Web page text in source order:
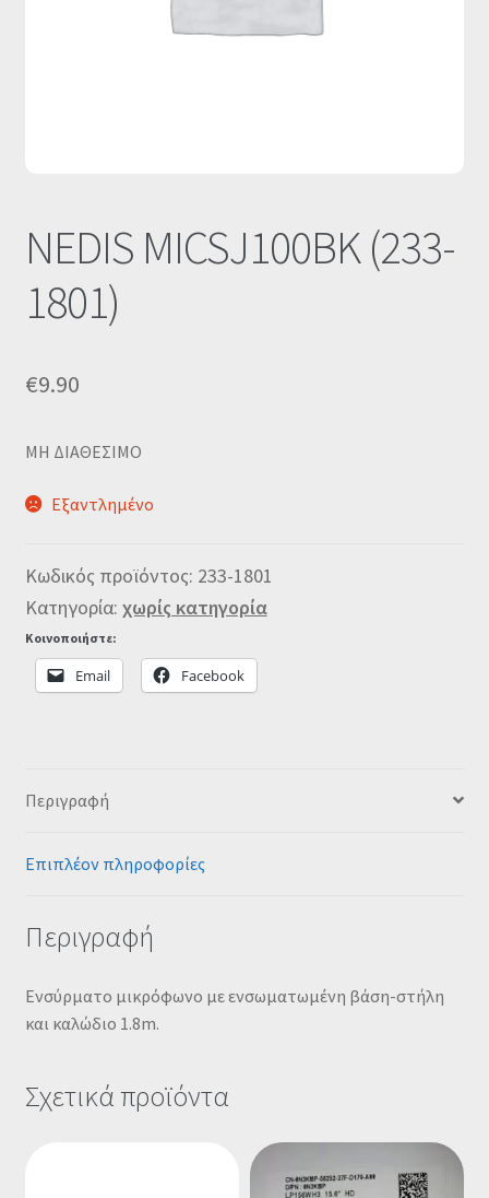
NEDIS MICSJ100BK (233-
1801)
€9.90
MΗ ΔΙΑΘΕΣΙΜΟ
Εξαντλημένο
Κωδικός προϊόντος: 233-1801
Κατηγορία: χωρίς κατηγορία
Κοινοποιήστε:
Email Facebook
Περιγραφή
Επιπλέον πληροφορίες
Περιγραφή
Ενσύρματο μικρόφωνο με ενσωματωμένη βάση-στήλη
και καλώδιο 1.8m.
Σχετικά προϊόντα